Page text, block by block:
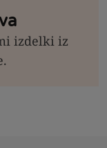
izdelki iz